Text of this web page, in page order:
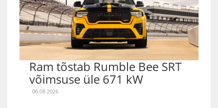
Ram tõstab Rumble Bee SRT
võimsuse üle 671 kW
06.08.2026